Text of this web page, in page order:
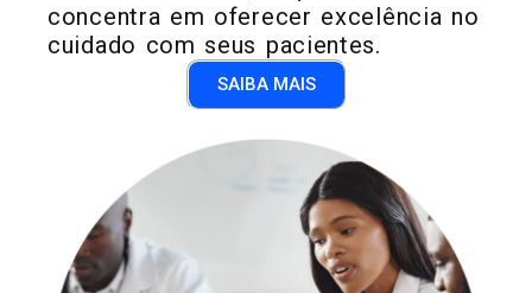
concentra em oferecer excelência no
cuidado com seus pacientes.
SAIBA MAIS